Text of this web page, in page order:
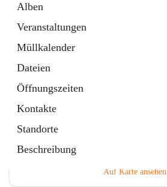
Alben
Veranstaltungen
Müllkalender
Dateien
Öffnungszeiten
Kontakte
Standorte
Beschreibung
Auf Karte ansehen